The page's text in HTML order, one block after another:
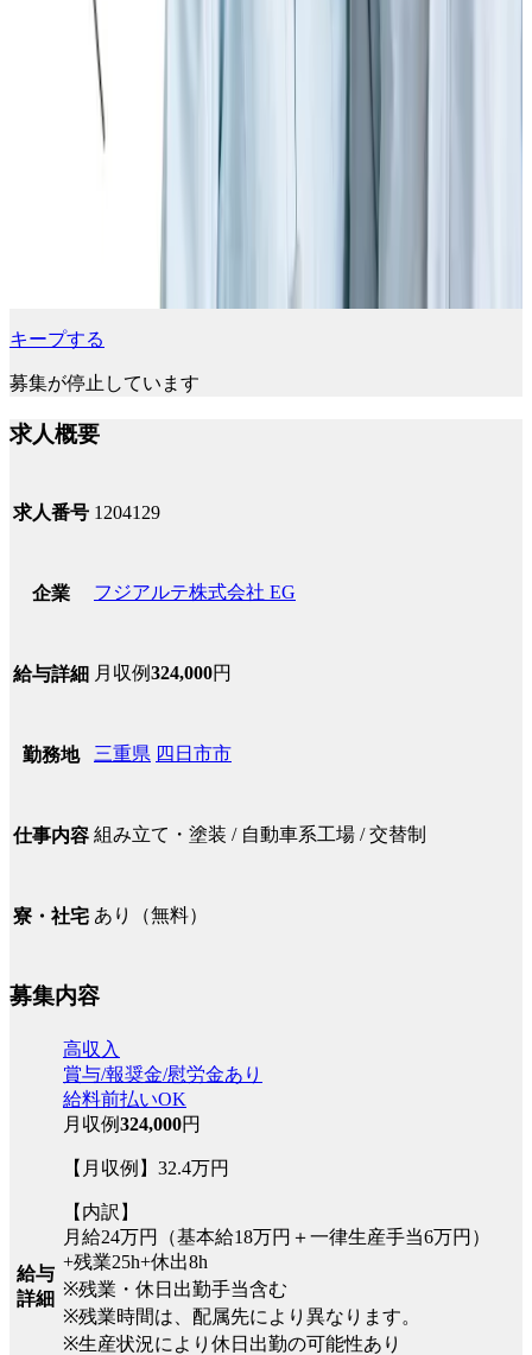
キープする
募集が停止しています
求人概要
求人番号 1204129
企業 フジアルテ株式会社 EG
給与詳細 月収例324,000円
勤務地 三重県 四日市市
仕事内容 組み立て・塗装 / 自動車系工場 / 交替制
寮・社宅 あり（無料）
募集内容
給与
詳細
高収入
賞与/報奨金/慰労金あり
給料前払いOK
月収例324,000円
【月収例】32.4万円
【内訳】
月給24万円（基本給18万円＋一律生産手当6万円）
+残業25h+休出8h
※残業・休日出勤手当含む
※残業時間は、配属先により異なります。
※生産状況により休日出勤の可能性あり